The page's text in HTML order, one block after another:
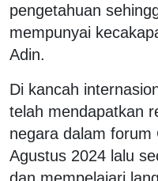
pengetahuan
mempunyai
Adin.
Di kancah
telah mendapatkan
negara dalam forum
Agustus 2024 lalu